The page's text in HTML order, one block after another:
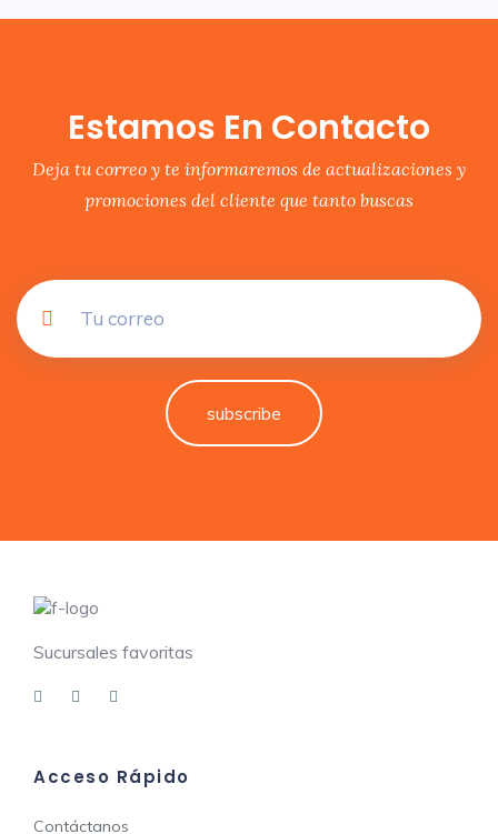
Estamos En Contacto
Deja tu correo y te informaremos de actualizaciones y
promociones del cliente que tanto buscas
subscribe
Sucursales favoritas
Acceso Rápido
Contáctanos